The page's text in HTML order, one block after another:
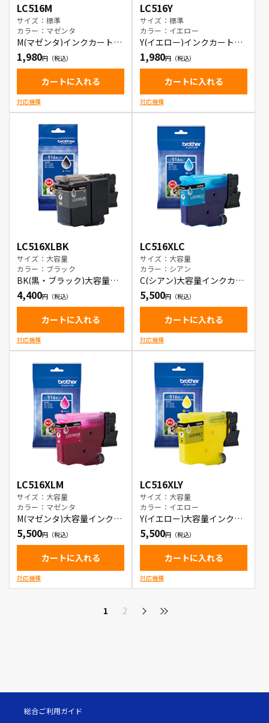
LC516M
サイズ：標準
カラー：マゼンタ
M(マゼンタ)インクカートリ
ッジ
1,980
カートに入れる
対応機種
LC516Y
サイズ：標準
カラー：イエロー
Y(イエロー)インクカートリ
ッジ
1,980
カートに入れる
対応機種
LC516XLBK
サイズ：大容量
カラー：ブラック
BK(黒・ブラック)大容量イ
ンクカートリッジ
4,400
カートに入れる
対応機種
LC516XLC
サイズ：大容量
カラー：シアン
C(シアン)大容量インクカー
トリッジ
5,500
カートに入れる
対応機種
LC516XLM
サイズ：大容量
カラー：マゼンタ
M(マゼンタ)大容量インクカ
ートリッジ
5,500
カートに入れる
対応機種
LC516XLY
サイズ：大容量
カラー：イエロー
Y(イエロー)大容量インクカ
ートリッジ
5,500
カートに入れる
対応機種
1 2
総合ご利用ガイド